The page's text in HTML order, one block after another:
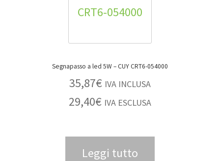
Segnapasso a led 5W – CUY CRT6-054000
35,87€ IVA INCLUSA
29,40€ IVA ESCLUSA
Leggi tutto